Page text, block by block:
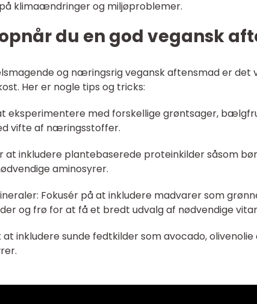
klimaændringer og miljøproblemer.
du en god vegansk
og næringsrig vegansk aftensmad er det
Her er nogle tips og tricks:
eksperimentere med forskellige grøntsager,
vifte af næringsstoffer.
at inkludere plantebaserede proteinkilder såsom
aminosyrer.
Fokusér på at inkludere madvarer som
og frø for at få et bredt udvalg af nødvendige
at inkludere sunde fedtkilder som avocado,